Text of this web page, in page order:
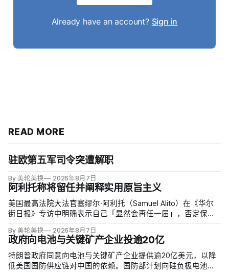
Already have an account? Sign in
READ MORE
驻欧第五军司令突遭解职
By 美轮美换 2026年8月7日
阿利托称将留任并阐释实用原旨主义
美国最高法院大法官塞缪尔·阿利托（Samuel Alito）在《华尔
街日报》专访中明确表示自己「显然会再任一届」，否定保守
者的呼声。76岁的阿利托称这类催退提醒他生命有限，却也暗
含法官可以互换的误解。
By 美轮美换 2026年8月7日
政府向电池与关键矿产企业投逾20亿
特朗普政府同意向电池与关键矿产企业提供逾20亿美元，以降
低美国国防供应链对中国的依赖。国防部计划向硅负极电池公